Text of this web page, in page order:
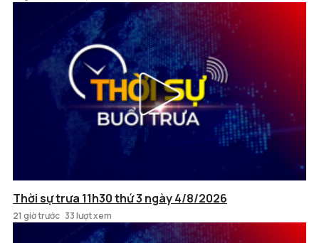
Thời sự trưa 11h30 thứ 3 ngày 4/8/2026
21 giờ trước 33 lượt xem